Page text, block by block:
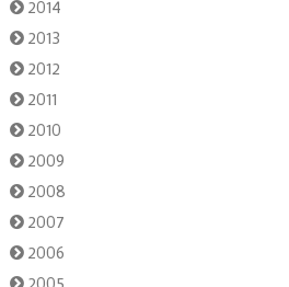
2014
2013
2012
2011
2010
2009
2008
2007
2006